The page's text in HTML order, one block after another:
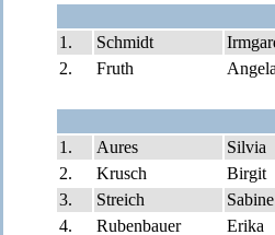
1. Schmidt
2.
Fruth
1. Aures
Silvia
2.
Krusch
Birgit
3.
Streich
Sabine
4.
Rubenbauer Erika